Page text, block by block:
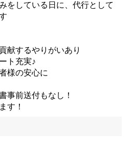
をしている日に、代行として
献するやりがいあり
ト充実♪
様の安心に
事前送付もなし！
す！